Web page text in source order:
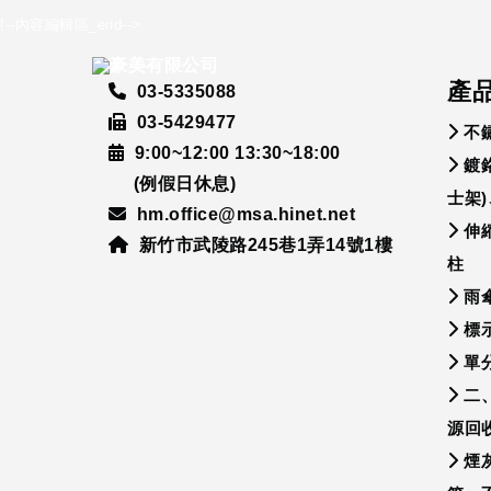
03-5335088
03-5429477
9:00~12:00 13:30~18:00
(例假日休息)
hm.office@msa.hinet.net
新竹市武陵路245巷1弄14號1樓
產
不
鍍
士架)
伸
柱
雨
標
單
二
源回
煙